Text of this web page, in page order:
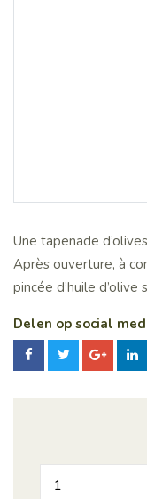
Une tapenade
Après ouverture, à
pincée d’huile
Delen op social